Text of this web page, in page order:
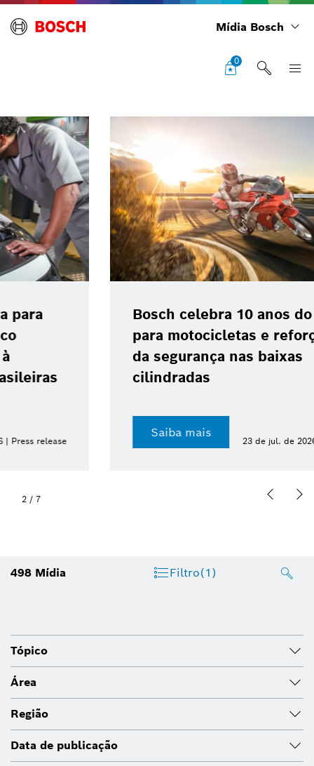
Mídia Bosch
0
Bosch celebra 10 anos do ABS 10
para motocicletas e reforça avanço
da segurança nas baixas
cilindradas
23 de jul. de 2026 | Press release
2 / 7
498 Mídia Filtro(1)
Tópico
Área
Região
Data de publicação